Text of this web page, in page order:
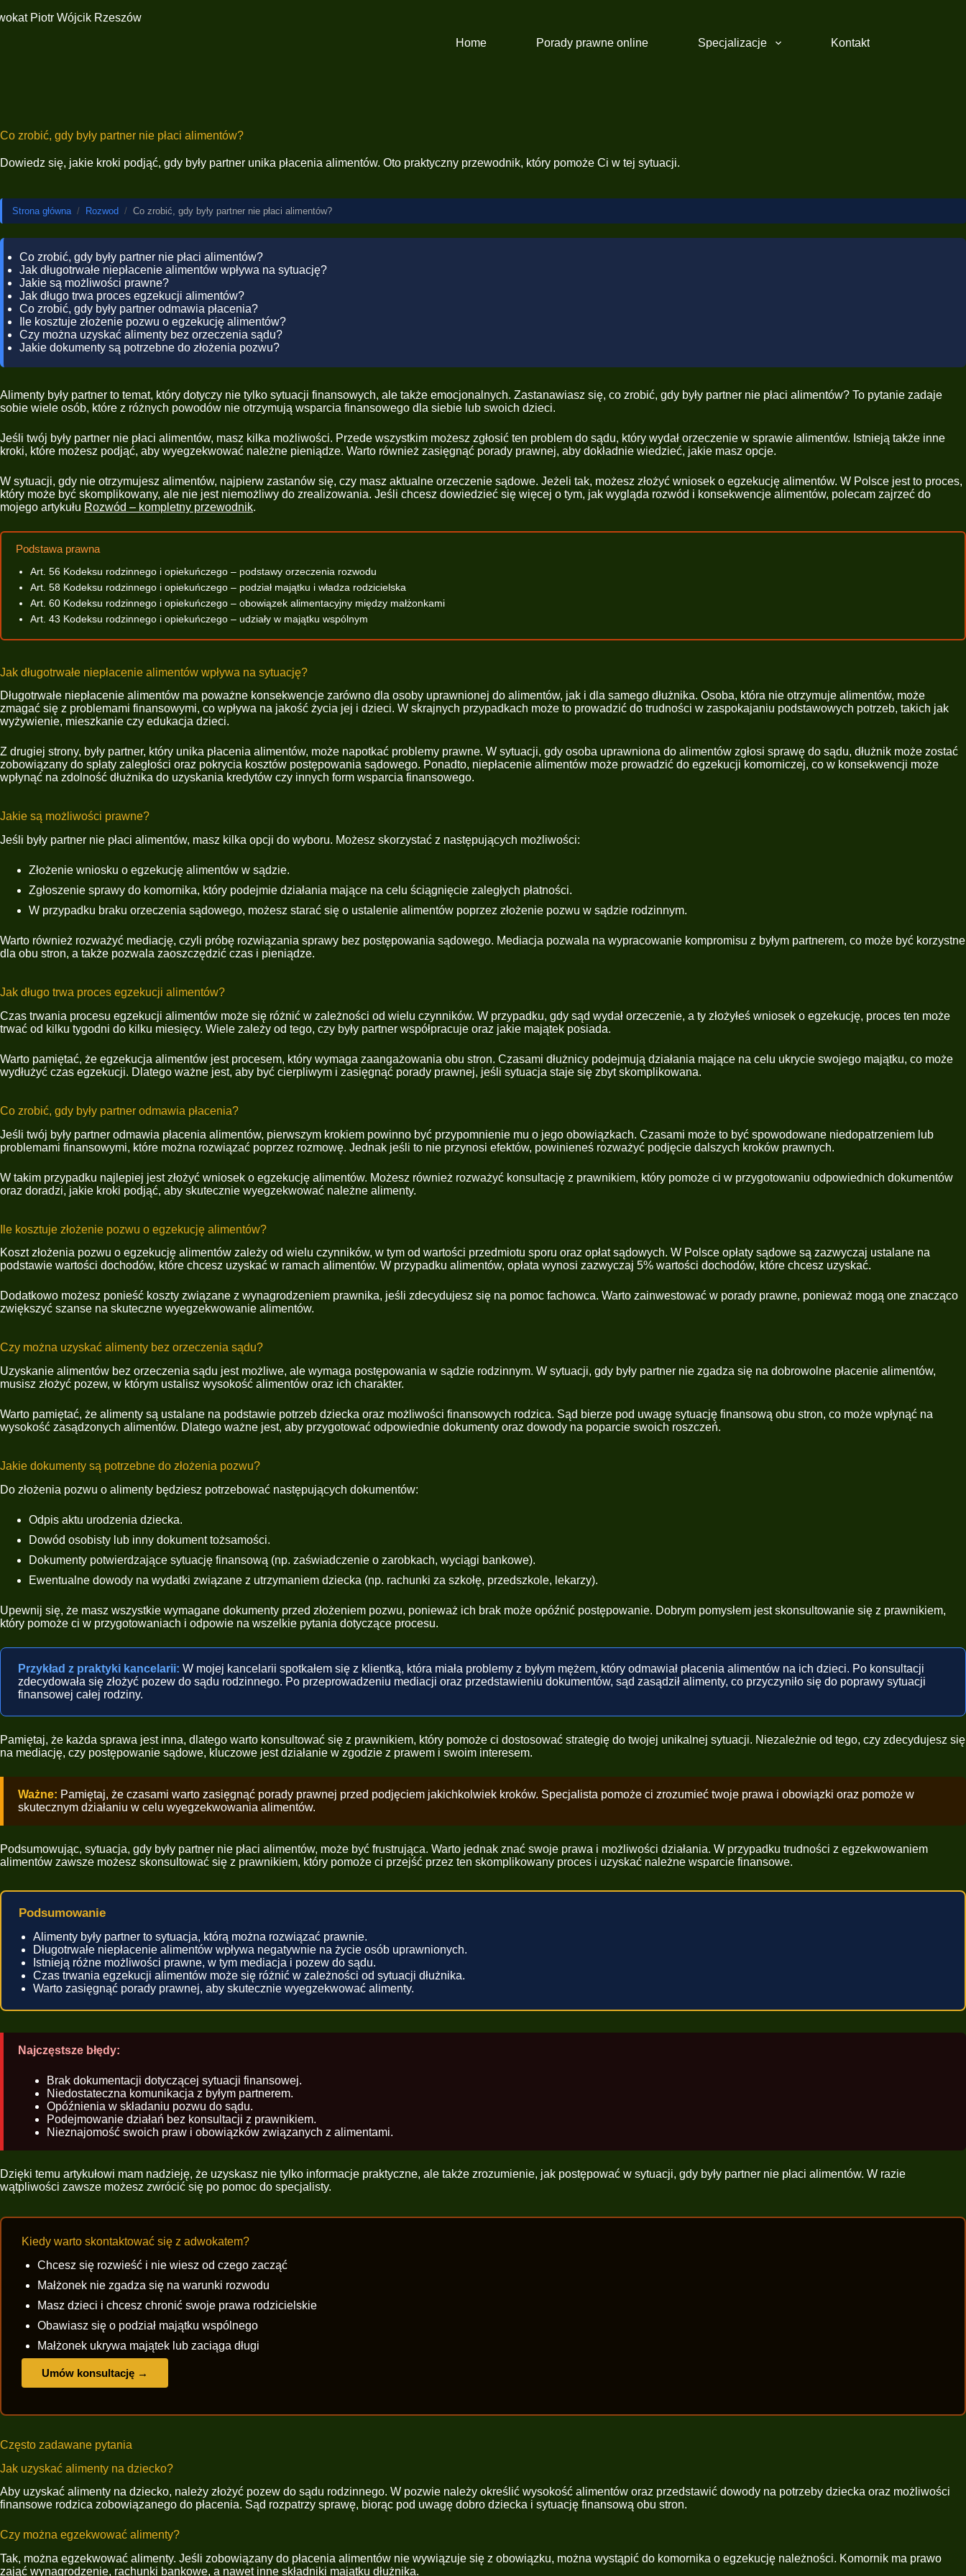
Home Porady prawne online Specjalizacje Kontakt
Co zrobić, gdy były partner nie płaci alimentów?
Dowiedz się, jakie kroki podjąć, gdy były partner unika płacenia alimentów. Oto praktyczny przewodnik, który pomoże Ci w tej sytuacji.
Strona główna / Rozwod / Co zrobić, gdy były partner nie płaci alimentów?
Co zrobić, gdy były partner nie płaci alimentów?
Jak długotrwałe niepłacenie alimentów wpływa na sytuację?
Jakie są możliwości prawne?
Jak długo trwa proces egzekucji alimentów?
Co zrobić, gdy były partner odmawia płacenia?
Ile kosztuje złożenie pozwu o egzekucję alimentów?
Czy można uzyskać alimenty bez orzeczenia sądu?
Jakie dokumenty są potrzebne do złożenia pozwu?
Alimenty były partner to temat, który dotyczy nie tylko sytuacji finansowych, ale także emocjonalnych. Zastanawiasz się, co zrobić, gdy były partner nie płaci alimentów? To pytanie zadaje
sobie wiele osób, które z różnych powodów nie otrzymują wsparcia finansowego dla siebie lub swoich dzieci.
Jeśli twój były partner nie płaci alimentów, masz kilka możliwości. Przede wszystkim możesz zgłosić ten problem do sądu, który wydał orzeczenie w sprawie alimentów. Istnieją także inne
kroki, które możesz podjąć, aby wyegzekwować należne pieniądze. Warto również zasięgnąć porady prawnej, aby dokładnie wiedzieć, jakie masz opcje.
W sytuacji, gdy nie otrzymujesz alimentów, najpierw zastanów się, czy masz aktualne orzeczenie sądowe. Jeżeli tak, możesz złożyć wniosek o egzekucję alimentów. W Polsce jest to proces,
który może być skomplikowany, ale nie jest niemożliwy do zrealizowania. Jeśli chcesz dowiedzieć się więcej o tym, jak wygląda rozwód i konsekwencje alimentów, polecam zajrzeć do
mojego artykułu Rozwód – kompletny przewodnik.
Podstawa prawna
Art. 56 Kodeksu rodzinnego i opiekuńczego – podstawy orzeczenia rozwodu
Art. 58 Kodeksu rodzinnego i opiekuńczego – podział majątku i władza rodzicielska
Art. 60 Kodeksu rodzinnego i opiekuńczego – obowiązek alimentacyjny między małżonkami
Art. 43 Kodeksu rodzinnego i opiekuńczego – udziały w majątku wspólnym
Jak długotrwałe niepłacenie alimentów wpływa na sytuację?
Długotrwałe niepłacenie alimentów ma poważne konsekwencje zarówno dla osoby uprawnionej do alimentów, jak i dla samego dłużnika. Osoba, która nie otrzymuje alimentów, może
zmagać się z problemami finansowymi, co wpływa na jakość życia jej i dzieci. W skrajnych przypadkach może to prowadzić do trudności w zaspokajaniu podstawowych potrzeb, takich jak
wyżywienie, mieszkanie czy edukacja dzieci.
Z drugiej strony, były partner, który unika płacenia alimentów, może napotkać problemy prawne. W sytuacji, gdy osoba uprawniona do alimentów zgłosi sprawę do sądu, dłużnik może zostać
zobowiązany do spłaty zaległości oraz pokrycia kosztów postępowania sądowego. Ponadto, niepłacenie alimentów może prowadzić do egzekucji komorniczej, co w konsekwencji może
wpłynąć na zdolność dłużnika do uzyskania kredytów czy innych form wsparcia finansowego.
Jakie są możliwości prawne?
Jeśli były partner nie płaci alimentów, masz kilka opcji do wyboru. Możesz skorzystać z następujących możliwości:
Złożenie wniosku o egzekucję alimentów w sądzie.
Zgłoszenie sprawy do komornika, który podejmie działania mające na celu ściągnięcie zaległych płatności.
W przypadku braku orzeczenia sądowego, możesz starać się o ustalenie alimentów poprzez złożenie pozwu w sądzie rodzinnym.
Warto również rozważyć mediację, czyli próbę rozwiązania sprawy bez postępowania sądowego. Mediacja pozwala na wypracowanie kompromisu z byłym partnerem, co może być korzystne
dla obu stron, a także pozwala zaoszczędzić czas i pieniądze.
Jak długo trwa proces egzekucji alimentów?
Czas trwania procesu egzekucji alimentów może się różnić w zależności od wielu czynników. W przypadku, gdy sąd wydał orzeczenie, a ty złożyłeś wniosek o egzekucję, proces ten może
trwać od kilku tygodni do kilku miesięcy. Wiele zależy od tego, czy były partner współpracuje oraz jakie majątek posiada.
Warto pamiętać, że egzekucja alimentów jest procesem, który wymaga zaangażowania obu stron. Czasami dłużnicy podejmują działania mające na celu ukrycie swojego majątku, co może
wydłużyć czas egzekucji. Dlatego ważne jest, aby być cierpliwym i zasięgnąć porady prawnej, jeśli sytuacja staje się zbyt skomplikowana.
Co zrobić, gdy były partner odmawia płacenia?
Jeśli twój były partner odmawia płacenia alimentów, pierwszym krokiem powinno być przypomnienie mu o jego obowiązkach. Czasami może to być spowodowane niedopatrzeniem lub
problemami finansowymi, które można rozwiązać poprzez rozmowę. Jednak jeśli to nie przynosi efektów, powinieneś rozważyć podjęcie dalszych kroków prawnych.
W takim przypadku najlepiej jest złożyć wniosek o egzekucję alimentów. Możesz również rozważyć konsultację z prawnikiem, który pomoże ci w przygotowaniu odpowiednich dokumentów
oraz doradzi, jakie kroki podjąć, aby skutecznie wyegzekwować należne alimenty.
Ile kosztuje złożenie pozwu o egzekucję alimentów?
Koszt złożenia pozwu o egzekucję alimentów zależy od wielu czynników, w tym od wartości przedmiotu sporu oraz opłat sądowych. W Polsce opłaty sądowe są zazwyczaj ustalane na
podstawie wartości dochodów, które chcesz uzyskać w ramach alimentów. W przypadku alimentów, opłata wynosi zazwyczaj 5% wartości dochodów, które chcesz uzyskać.
Dodatkowo możesz ponieść koszty związane z wynagrodzeniem prawnika, jeśli zdecydujesz się na pomoc fachowca. Warto zainwestować w porady prawne, ponieważ mogą one znacząco
zwiększyć szanse na skuteczne wyegzekwowanie alimentów.
Czy można uzyskać alimenty bez orzeczenia sądu?
Uzyskanie alimentów bez orzeczenia sądu jest możliwe, ale wymaga postępowania w sądzie rodzinnym. W sytuacji, gdy były partner nie zgadza się na dobrowolne płacenie alimentów,
musisz złożyć pozew, w którym ustalisz wysokość alimentów oraz ich charakter.
Warto pamiętać, że alimenty są ustalane na podstawie potrzeb dziecka oraz możliwości finansowych rodzica. Sąd bierze pod uwagę sytuację finansową obu stron, co może wpłynąć na
wysokość zasądzonych alimentów. Dlatego ważne jest, aby przygotować odpowiednie dokumenty oraz dowody na poparcie swoich roszczeń.
Jakie dokumenty są potrzebne do złożenia pozwu?
Do złożenia pozwu o alimenty będziesz potrzebować następujących dokumentów:
Odpis aktu urodzenia dziecka.
Dowód osobisty lub inny dokument tożsamości.
Dokumenty potwierdzające sytuację finansową (np. zaświadczenie o zarobkach, wyciągi bankowe).
Ewentualne dowody na wydatki związane z utrzymaniem dziecka (np. rachunki za szkołę, przedszkole, lekarzy).
Upewnij się, że masz wszystkie wymagane dokumenty przed złożeniem pozwu, ponieważ ich brak może opóźnić postępowanie. Dobrym pomysłem jest skonsultowanie się z prawnikiem,
który pomoże ci w przygotowaniach i odpowie na wszelkie pytania dotyczące procesu.
Przykład z praktyki kancelarii: W mojej kancelarii spotkałem się z klientką, która miała problemy z byłym mężem, który odmawiał płacenia alimentów na ich dzieci. Po konsultacji
zdecydowała się złożyć pozew do sądu rodzinnego. Po przeprowadzeniu mediacji oraz przedstawieniu dokumentów, sąd zasądził alimenty, co przyczyniło się do poprawy sytuacji
finansowej całej rodziny.
Pamiętaj, że każda sprawa jest inna, dlatego warto konsultować się z prawnikiem, który pomoże ci dostosować strategię do twojej unikalnej sytuacji. Niezależnie od tego, czy zdecydujesz się
na mediację, czy postępowanie sądowe, kluczowe jest działanie w zgodzie z prawem i swoim interesem.
Ważne: Pamiętaj, że czasami warto zasięgnąć porady prawnej przed podjęciem jakichkolwiek kroków. Specjalista pomoże ci zrozumieć twoje prawa i obowiązki oraz pomoże w
skutecznym działaniu w celu wyegzekwowania alimentów.
Podsumowując, sytuacja, gdy były partner nie płaci alimentów, może być frustrująca. Warto jednak znać swoje prawa i możliwości działania. W przypadku trudności z egzekwowaniem
alimentów zawsze możesz skonsultować się z prawnikiem, który pomoże ci przejść przez ten skomplikowany proces i uzyskać należne wsparcie finansowe.
Podsumowanie
Alimenty były partner to sytuacja, którą można rozwiązać prawnie.
Długotrwałe niepłacenie alimentów wpływa negatywnie na życie osób uprawnionych.
Istnieją różne możliwości prawne, w tym mediacja i pozew do sądu.
Czas trwania egzekucji alimentów może się różnić w zależności od sytuacji dłużnika.
Warto zasięgnąć porady prawnej, aby skutecznie wyegzekwować alimenty.
Najczęstsze błędy:
Brak dokumentacji dotyczącej sytuacji finansowej.
Niedostateczna komunikacja z byłym partnerem.
Opóźnienia w składaniu pozwu do sądu.
Podejmowanie działań bez konsultacji z prawnikiem.
Nieznajomość swoich praw i obowiązków związanych z alimentami.
Dzięki temu artykułowi mam nadzieję, że uzyskasz nie tylko informacje praktyczne, ale także zrozumienie, jak postępować w sytuacji, gdy były partner nie płaci alimentów. W razie
wątpliwości zawsze możesz zwrócić się po pomoc do specjalisty.
Kiedy warto skontaktować się z adwokatem?
Chcesz się rozwieść i nie wiesz od czego zacząć
Małżonek nie zgadza się na warunki rozwodu
Masz dzieci i chcesz chronić swoje prawa rodzicielskie
Obawiasz się o podział majątku wspólnego
Małżonek ukrywa majątek lub zaciąga długi
Umów konsultację →
Często zadawane pytania
Jak uzyskać alimenty na dziecko?
Aby uzyskać alimenty na dziecko, należy złożyć pozew do sądu rodzinnego. W pozwie należy określić wysokość alimentów oraz przedstawić dowody na potrzeby dziecka oraz możliwości
finansowe rodzica zobowiązanego do płacenia. Sąd rozpatrzy sprawę, biorąc pod uwagę dobro dziecka i sytuację finansową obu stron.
Czy można egzekwować alimenty?
Tak, można egzekwować alimenty. Jeśli zobowiązany do płacenia alimentów nie wywiązuje się z obowiązku, można wystąpić do komornika o egzekucję należności. Komornik ma prawo
zająć wynagrodzenie, rachunki bankowe, a nawet inne składniki majątku dłużnika.